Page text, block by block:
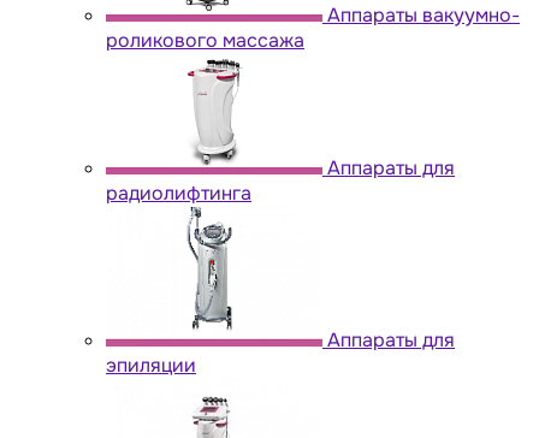
Аппараты вакуумно-
роликового массажа
Аппараты для
радиолифтинга
Аппараты для
эпиляции